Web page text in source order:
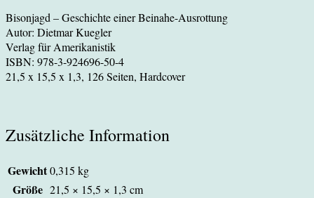
Bisonjagd – Geschichte einer Beinahe-Ausrottung
Autor: Dietmar Kuegler
Verlag für Amerikanistik
ISBN: 978-3-924696-50-4
21,5 x 15,5 x 1,3, 126 Seiten, Hardcover
Zusätzliche Information
Gewicht0,315 kg
Größe 21,5 × 15,5 × 1,3 cm